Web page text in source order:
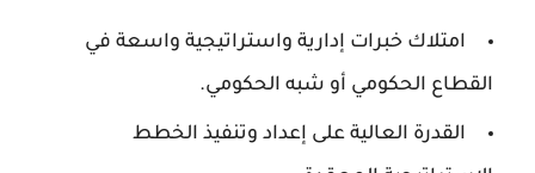
امتلاك خبرات إدارية واستراتيجية واسعة في
القطاع الحكومي أو شبه الحكومي.
القدرة العالية على إعداد وتنفيذ الخطط